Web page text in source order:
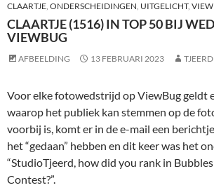
CLAARTJE, ONDERSCHEIDINGEN, UITGELICHT,
CLAARTJE (1516) IN TOP 50 BIJ
VIEWBUG
AFBEELDING 13 FEBRUARI 2023 TJEERD
Voor elke fotowedstrijd op ViewBug geldt
waarop het publiek kan stemmen op de
voorbij is, komt er in de e-mail een
het “gedaan” hebben en dit keer was het
“StudioTjeerd, how did you rank in
Contest?”.